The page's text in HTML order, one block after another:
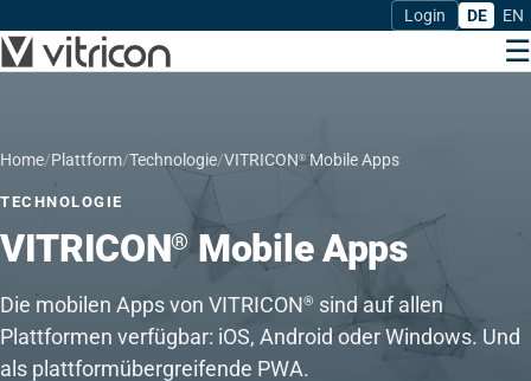
Login DE EN
☰
Home/Plattform/Technologie/VITRICON®Mobile Apps
TECHNOLOGIE
VITRICON® Mobile Apps
Die mobilen Apps von VITRICON® sind auf allen
Plattformen verfügbar: iOS, Android oder Windows. Und
als plattformübergreifende PWA.